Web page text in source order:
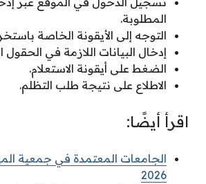
المطلوبة.
التوجه إلى الأيقونة الخاصة
إدخال البيانات اللازمة في
الضغط على أيقونة الاستعلام.
الاطلاع على نتيجة طلب التظلم.
اقرأ أيضًا:
الجامعات المعتمدة في جمعية
2026